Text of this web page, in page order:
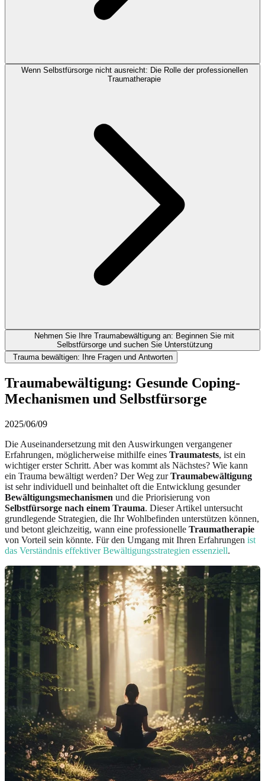
Wenn Selbstfürsorge nicht ausreicht: Die Rolle der professionellen
Traumatherapie
Nehmen Sie Ihre Traumabewältigung an: Beginnen Sie mit
Selbstfürsorge und suchen Sie Unterstützung
Trauma bewältigen: Ihre Fragen und Antworten
Traumabewältigung: Gesunde Coping-
Mechanismen und Selbstfürsorge
2025/06/09
Die Auseinandersetzung mit den Auswirkungen vergangener
Erfahrungen, möglicherweise mithilfe eines Traumatests, ist ein
wichtiger erster Schritt. Aber was kommt als Nächstes? Wie kann
ein Trauma bewältigt werden? Der Weg zurTraumabewältigung
ist sehr individuell und beinhaltet oft die Entwicklung gesunder
Bewältigungsmechanismen und die Priorisierung von
Selbstfürsorge nach einem Trauma. Dieser Artikel untersucht
grundlegende Strategien, die Ihr Wohlbefinden unterstützen können,
und betont gleichzeitig, wann eine professionelle Traumatherapie
von Vorteil sein könnte. Für den Umgang mit Ihren Erfahrungen ist
das Verständnis effektiver Bewältigungsstrategien essenziell.